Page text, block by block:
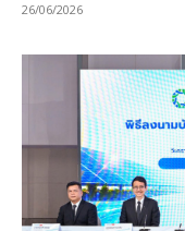
26/06/2026